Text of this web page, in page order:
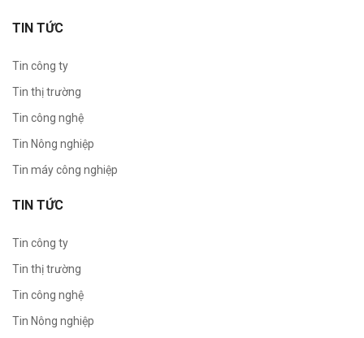
TIN TỨC
Tin công ty
Tin thị trường
Tin công nghệ
Tin Nông nghiệp
Tin máy công nghiệp
TIN TỨC
Tin công ty
Tin thị trường
Tin công nghệ
Tin Nông nghiệp